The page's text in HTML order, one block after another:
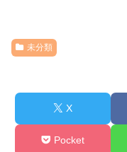
未分類
X
Pocket